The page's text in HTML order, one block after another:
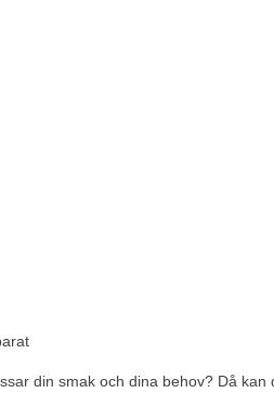
din smak och dina behov? Då